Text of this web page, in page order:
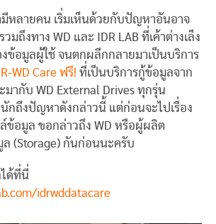
มีหลายคน เริ่มเห็นด้วยกับปัญหาอันอาจ
มถึงทาง WD และ IDR LAB ที่เค้าต่างเล็ง
ข้อมูลผู้ใช้ จนตกผลึกกลายมาเป็นบริการ
WD Care ฟรี! ที่เป็นบริการกู้ข้อมูลจาก
ากับ WD External Drives ทุกรุ่น
กถึงปัญหาดังกล่าวนี้ แต่ก่อนจะไปเรื่อง
ข้อมูล ขอกล่าวถึง WD หรือผู้ผลิต
(Storage) กันก่อนนะครับ
ด้ที่นี่
idrwddatacare